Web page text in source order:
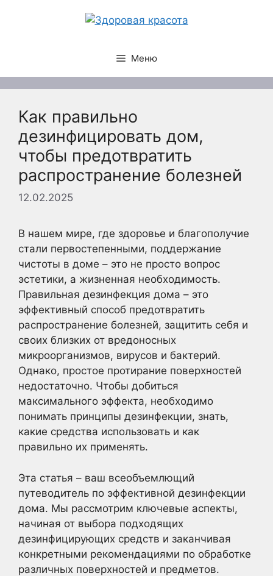
Меню
Как правильно
дезинфицировать дом,
чтобы предотвратить
распространение болезней
12.02.2025
В нашем мире, где здоровье и благополучие
стали первостепенными, поддержание
чистоты в доме – это не просто вопрос
эстетики, а жизненная необходимость.
Правильная дезинфекция дома – это
эффективный способ предотвратить
распространение болезней, защитить себя и
своих близких от вредоносных
микроорганизмов, вирусов и бактерий.
Однако, простое протирание поверхностей
недостаточно. Чтобы добиться
максимального эффекта, необходимо
понимать принципы дезинфекции, знать,
какие средства использовать и как
правильно их применять.
Эта статья – ваш всеобъемлющий
путеводитель по эффективной дезинфекции
дома. Мы рассмотрим ключевые аспекты,
начиная от выбора подходящих
дезинфицирующих средств и заканчивая
конкретными рекомендациями по обработке
различных поверхностей и предметов.